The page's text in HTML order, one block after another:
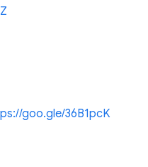
goo.gle/36B1pcK